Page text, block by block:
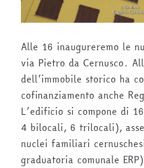
Alle 16 inaugureremo le
via Pietro da Cernusco.
dell’immobile storico ha
cofinanziamento anche
L’edificio si compone di
4 bilocali, 6 trilocali),
nuclei familiari
graduatoria comunale